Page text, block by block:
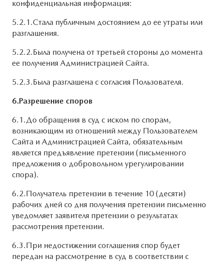
конфиденциальная информация:
5.2.1.Стала публичным достоянием до ее утраты или
разглашения.
5.2.2.Была получена от третьей стороны до момента
ее получения Администрацией Сайта.
5.2.3.Была разглашена с согласия Пользователя.
6.Разрешение споров
6.1.До обращения в суд с иском по спорам,
возникающим из отношений между Пользователем
Сайта и Администрацией Сайта, обязательным
является предъявление претензии (письменного
предложения о добровольном урегулировании
спора).
6.2.Получатель претензии в течение 10 (десяти)
рабочих дней со дня получения претензии письменно
уведомляет заявителя претензии о результатах
рассмотрения претензии.
6.3.При недостижении соглашения спор будет
передан на рассмотрение в суд в соответствии с